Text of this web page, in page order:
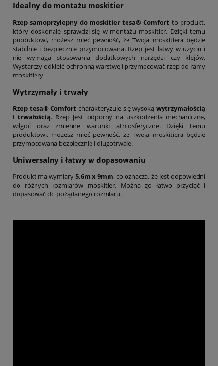
Idealny do montażu moskitier
Rzep samoprzylepny do moskitier tesa® Comfort to produkt,
który doskonale sprawdzi się w montażu moskitier. Dzięki temu
produktowi, możesz mieć pewność, że Twoja moskitiera będzie
stabilnie i bezpiecznie przymocowana. Rzep jest łatwy w użyciu i
nie wymaga stosowania dodatkowych narzędzi czy klejów.
Wystarczy odkleić ochronną warstwę i przymocować rzep do ramy
moskitiery.
Wytrzymały i trwały
Rzep tesa® Comfort charakteryzuje się wysokąwytrzymałością
itrwałością. Rzep jest odporny na uszkodzenia mechaniczne,
wilgoć oraz zmienne warunki atmosferyczne. Dzięki temu
produktowi, możesz mieć pewność, że Twoja moskitiera będzie
przymocowana bezpiecznie i długotrwale.
Uniwersalny i łatwy w dopasowaniu
Produkt ma wymiary 5,6m x 9mm, co oznacza, że jest odpowiedni
do różnych rozmiarów moskitier. Można go łatwo przyciąć i
dopasować do pożądanego rozmiaru.